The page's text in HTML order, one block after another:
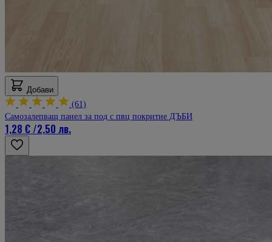
Добави
(61)
Самозалепващ панел за под с пвц покритие ДЪБИ
1,28 €/2,50 лв.